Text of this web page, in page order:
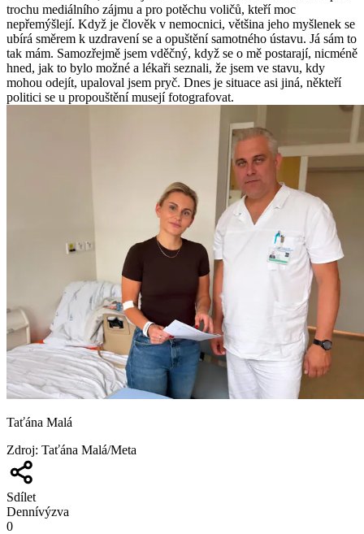
trochu mediálního zájmu a pro potěchu voličů, kteří moc
nepřemýšlejí. Když je člověk v nemocnici, většina jeho myšlenek se
ubírá směrem k uzdravení se a opuštění samotného ústavu. Já sám to
tak mám. Samozřejmě jsem vděčný, když se o mě postarají, nicméně
hned, jak to bylo možné a lékaři seznali, že jsem ve stavu, kdy
mohou odejít, upaloval jsem pryč. Dnes je situace asi jiná, někteří
politici se u propouštění musejí fotografovat.
Taťána Malá
Zdroj: Taťána Malá/Meta
Sdílet
Dennívýzva
0